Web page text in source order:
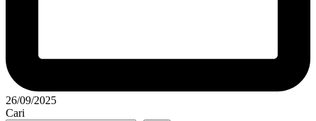
26/09/2025
Cari